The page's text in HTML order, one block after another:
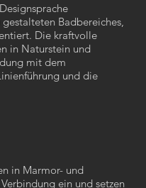
Badbereiches,
Die kraftvolle
in Naturstein und
mit dem
und die
in Marmor- und
ein und setzen